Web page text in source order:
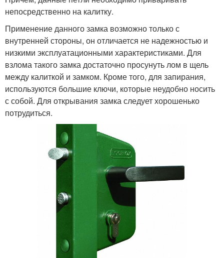
непосредственно на калитку.
Применение данного замка возможно только с
внутренней стороны, он отличается не надежностью и
низкими эксплуатационными характеристиками. Для
взлома такого замка достаточно просунуть лом в щель
между калиткой и замком. Кроме того, для запирания,
используются большие ключи, которые неудобно носить
с собой. Для открывания замка следует хорошенько
потрудиться.